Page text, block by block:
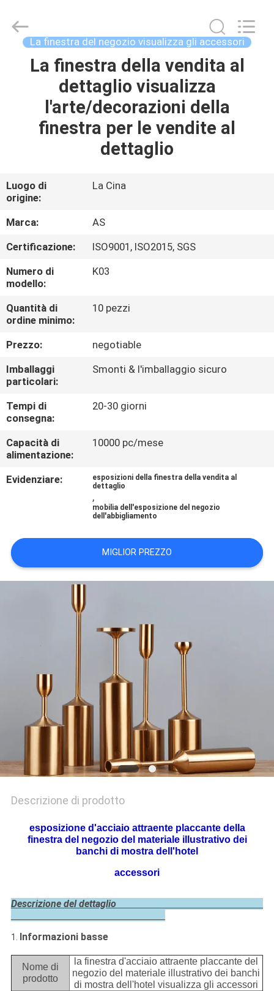
CASA
PRODOTTI
CIRCA
NOI
GIRO
DELLA
FABBRICA
CONTROLLO
DI
QUALITÀ
CONTATTICI
RICHIEDA
UNA
CITAZIONE
DEL
SITO
Display
Shelves
La finestra del negozio visualizza gli accessori
La finestra della vendita al
dettaglio visualizza
l'arte/decorazioni della
finestra per le vendite al
dettaglio
Luogo di
origine:
La Cina
Marca:
AS
Certificazione:
ISO9001, ISO2015, SGS
Numero di
modello:
K03
Quantità di
ordine minimo:
10 pezzi
Prezzo:
negotiable
Imballaggi
particolari:
Smonti & l'imballaggio sicuro
Tempi di
consegna:
20-30 giorni
Capacità di
alimentazione:
10000 pc/mese
Evidenziare:
esposizioni della finestra della vendita al
dettaglio
,
mobilia dell'esposizione del negozio
dell'abbigliamento
MIGLIOR PREZZO
Descrizione di prodotto
esposizione d'acciaio attraente placcante della
finestra del negozio del materiale illustrativo dei
banchi di mostra dell'hotel
accessori
Descrizione del dettaglio
1. Informazioni basse
Nome di
prodotto
la finestra d'acciaio attraente placcante del
negozio del materiale illustrativo dei banchi
di mostra dell'hotel visualizza gli accessori